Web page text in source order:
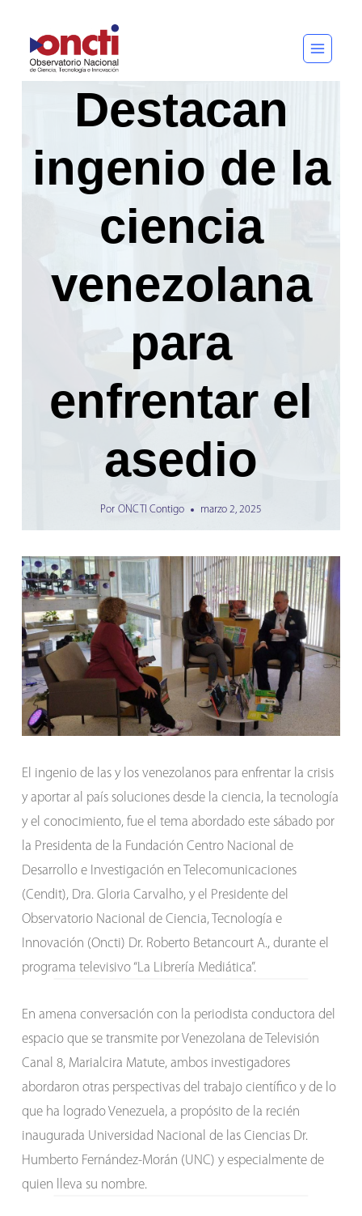
al
contenido
Destacan
ingenio de la
ciencia
venezolana
para
enfrentar el
asedio
Por ONCTI Contigo marzo 2, 2025
El ingenio de las y los venezolanos para enfrentar la crisis
y aportar al país soluciones desde la ciencia, la tecnología
y el conocimiento, fue el tema abordado este sábado por
la Presidenta de la Fundación Centro Nacional de
Desarrollo e Investigación en Telecomunicaciones
(Cendit), Dra. Gloria Carvalho, y el Presidente del
Observatorio Nacional de Ciencia, Tecnología e
Innovación (Oncti) Dr. Roberto Betancourt A., durante el
programa televisivo “La Librería Mediática”.
En amena conversación con la periodista conductora del
espacio que se transmite por Venezolana de Televisión
Canal 8, Marialcira Matute, ambos investigadores
abordaron otras perspectivas del trabajo científico y de lo
que ha logrado Venezuela, a propósito de la recién
inaugurada Universidad Nacional de las Ciencias Dr.
Humberto Fernández-Morán (UNC) y especialmente de
quien lleva su nombre.